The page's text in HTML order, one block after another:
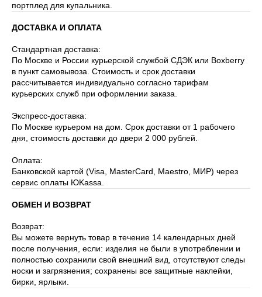
портплед для купальника.
ДОСТАВКА И ОПЛАТА
Стандартная доставка:
По Москве и России курьерской службой СДЭК или Boxberry
в пункт самовывоза. Стоимость и срок доставки
рассчитывается индивидуально согласно тарифам
курьерских служб при оформлении заказа.
Экспресс-доставка:
По Москве курьером на дом. Срок доставки от 1 рабочего
дня, стоимость доставки до двери 2 000 рублей.
Оплата:
Банковской картой (Visa, MasterCard, Maestro, МИР) через
сервис оплаты ЮKassa.
ОБМЕН И ВОЗВРАТ
Возврат:
Вы можете вернуть товар в течение 14 календарных дней
после получения, если: изделия не были в употреблении и
полностью сохранили свой внешний вид, отсутствуют следы
носки и загрязнения; сохранены все защитные наклейки,
бирки, ярлыки.